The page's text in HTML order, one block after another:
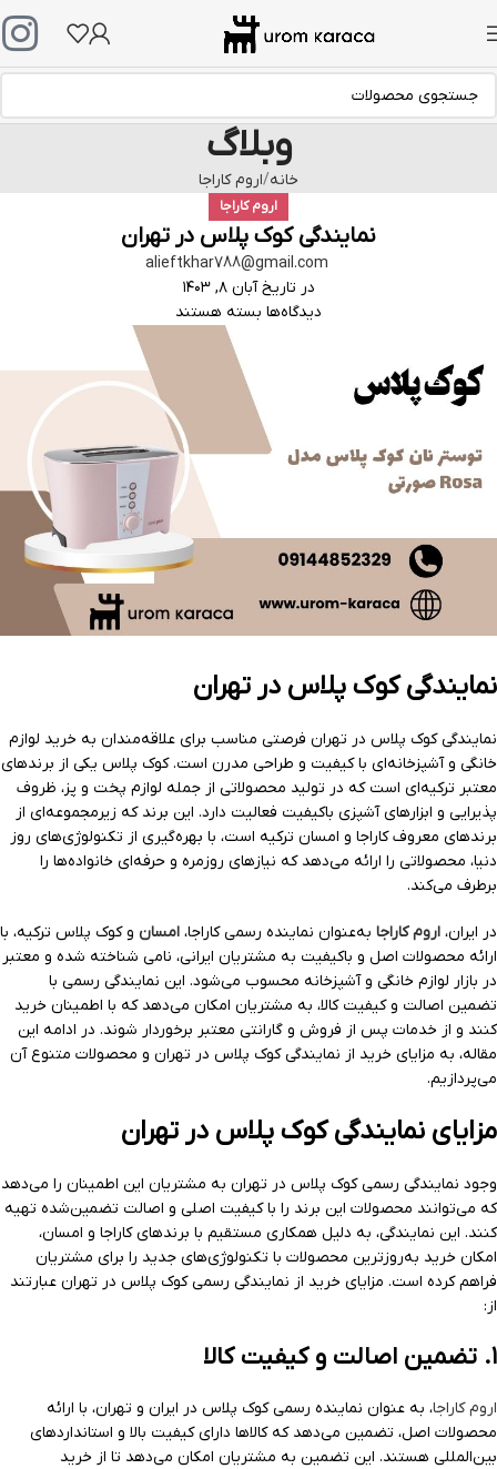
وبلاگ
خانه اروم کاراجا
اروم کاراجا
نمایندگی کوک پلاس در تهران
alieftkhar788@gmail.com
در تاریخ آبان ۸, ۱۴۰۳
دیدگاه‌ها بسته هستند
نمایندگی کوک پلاس در تهران
نمایندگی کوک پلاس در تهران فرصتی مناسب برای علاقه‌مندان به خرید لوازم
خانگی و آشپزخانه‌ای با کیفیت و طراحی مدرن است. کوک پلاس یکی از برندهای
معتبر ترکیه‌ای است که در تولید محصولاتی از جمله لوازم پخت و پز، ظروف
پذیرایی و ابزارهای آشپزی باکیفیت فعالیت دارد. این برند که زیرمجموعه‌ای از
برندهای معروف کاراجا و امسان ترکیه است، با بهره‌گیری از تکنولوژی‌های روز
دنیا، محصولاتی را ارائه می‌دهد که نیازهای روزمره و حرفه‌ای خانواده‌ها را
برطرف می‌کند.
در ایران، اروم کاراجا به‌عنوان نماینده رسمی کاراجا، امسان و کوک پلاس ترکیه، با
ارائه محصولات اصل و باکیفیت به مشتریان ایرانی، نامی شناخته شده و معتبر
در بازار لوازم خانگی و آشپزخانه محسوب می‌شود. این نمایندگی رسمی با
تضمین اصالت و کیفیت کالا، به مشتریان امکان می‌دهد که با اطمینان خرید
کنند و از خدمات پس از فروش و گارانتی معتبر برخوردار شوند. در ادامه این
مقاله، به مزایای خرید از نمایندگی کوک پلاس در تهران و محصولات متنوع آن
می‌پردازیم.
مزایای نمایندگی کوک پلاس در تهران
وجود نمایندگی رسمی کوک پلاس در تهران به مشتریان این اطمینان را می‌دهد
که می‌توانند محصولات این برند را با کیفیت اصلی و اصالت تضمین‌شده تهیه
کنند. این نمایندگی، به دلیل همکاری مستقیم با برندهای کاراجا و امسان،
امکان خرید به‌روزترین محصولات با تکنولوژی‌های جدید را برای مشتریان
فراهم کرده است. مزایای خرید از نمایندگی رسمی کوک پلاس در تهران عبارتند
از:
۱. تضمین اصالت و کیفیت کالا
اروم کاراجا، به عنوان نماینده رسمی کوک پلاس در ایران و تهران، با ارائه
محصولات اصل، تضمین می‌دهد که کالاها دارای کیفیت بالا و استانداردهای
بین‌المللی هستند. این تضمین به مشتریان امکان می‌دهد تا از خرید